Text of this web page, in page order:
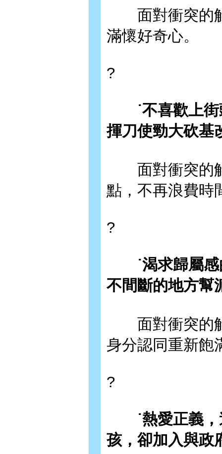
面對衝突的解
滿懷好奇心。
?
˙不喜歡上街
揮刀使勁大砍基
面對衝突的解
點，不再浪費時
?
˙渴求歸屬感
不間斷的地方幫
面對衝突的解
身分認同重新飽
?
˙熱愛正義，
孩，卻加入與政